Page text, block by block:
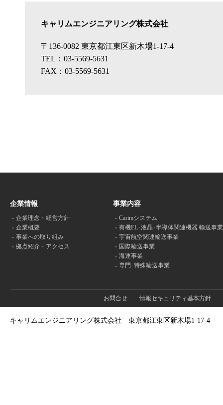
キャリムエンジニアリング株式会社
〒136-0082 東京都江東区新木場1-17-4
TEL：03-5569-5631
FAX：03-5569-5631
企業情報
企業理念・経営方針
企業概要
事業への取り組み
拠点紹介・アクセス
事業内容
Carimシステム
有機EL･液晶･半導体関連機器 輸送事業
宇宙航空関連輸送事業
国際輸送事業
海運事業
専門･特殊輸送事業
お問合せ 情報セキュリティ基本方針
キャリムエンジニアリング株式会社 東京都江東区新木場1-17-4